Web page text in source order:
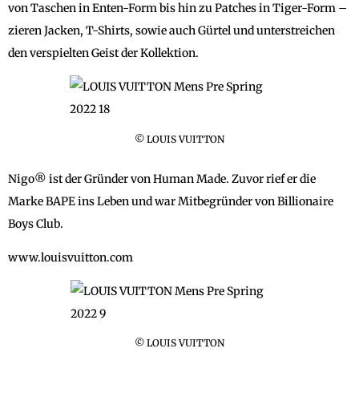
von Taschen in Enten-Form bis hin zu Patches in Tiger-Form –
zieren Jacken, T-Shirts, sowie auch Gürtel und unterstreichen
den verspielten Geist der Kollektion.
© LOUIS VUITTON
Nigo® ist der Gründer von Human Made. Zuvor rief er die
Marke BAPE ins Leben und war Mitbegründer von Billionaire
Boys Club.
www.louisvuitton.com
© LOUIS VUITTON